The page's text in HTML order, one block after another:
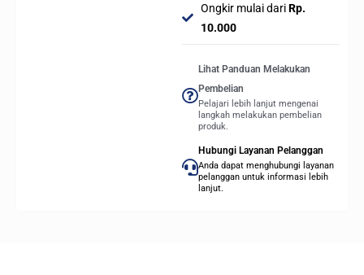
Meter
Ongkir mulai dariRp.
10.000
Lihat Panduan Melakukan
Pembelian
Pelajari lebih lanjut mengenai
langkah melakukan pembelian
produk.
Hubungi Layanan Pelanggan
Anda dapat menghubungi layanan
pelanggan untuk informasi lebih
lanjut.